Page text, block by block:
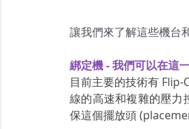
讓我們來了解這些機台
綁定機 - 我們可以在這
目前主要的技術有
線的高速和複雜的壓力
保這個擺放頭